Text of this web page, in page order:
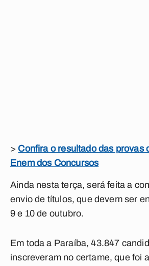
> Confira o resultado das provas
Enem dos Concursos
Ainda nesta terça, será feita a
envio de títulos, que devem ser
9 e 10 de outubro.
Em toda a Paraíba, 43.847
inscreveram no certame, que foi